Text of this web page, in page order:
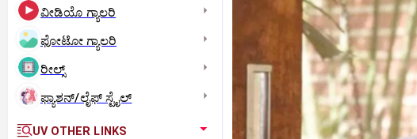
ವೀಡಿಯೊ ಗ್ಯಾಲರಿ
ಫೋಟೋ ಗ್ಯಾಲರಿ
ರೀಲ್ಸ್
ಫ್ಯಾಶನ್/ಲೈಫ್‌ ಸ್ಟೈಲ್
UV OTHER LINKS